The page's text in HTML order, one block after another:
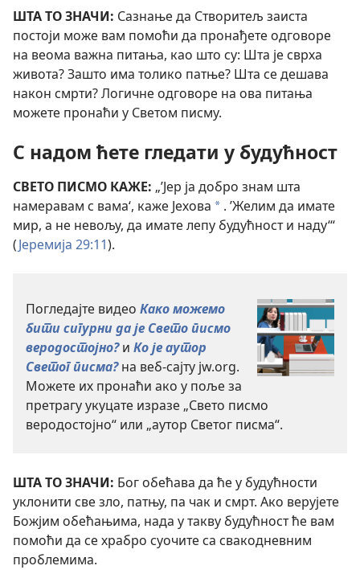
ШТА ТО ЗНАЧИ: Сазнање да Створитељ заиста
постоји може вам помоћи да пронађете одговоре
на веома важна питања, као што су: Шта је сврха
живота? Зашто има толико патње? Шта се дешава
након смрти? Логичне одговоре на ова питања
можете пронаћи у Светом писму.
С надом ћете гледати у будућност
СВЕТО ПИСМО КАЖЕ: „’Јер ја добро знам шта
намеравам с вама‘, каже Јехова a . ’Желим да имате
мир, а не невољу, да имате лепу будућност и наду‘“
(Јеремија 29:11).
Погледајте видео Како можемо
бити сигурни да је Свето писмо
веродостојно?и Ко је аутор
Светог писма?на веб-сајту jw.org.
Можете их пронаћи ако у поље за
претрагу укуцате изразе „Свето писмо
веродостојно“ или „аутор Светог писма“.
ШТА ТО ЗНАЧИ: Бог обећава да ће у будућности
уклонити све зло, патњу, па чак и смрт. Ако верујете
Божјим обећањима, нада у такву будућност ће вам
помоћи да се храбро суочите са свакодневним
проблемима.